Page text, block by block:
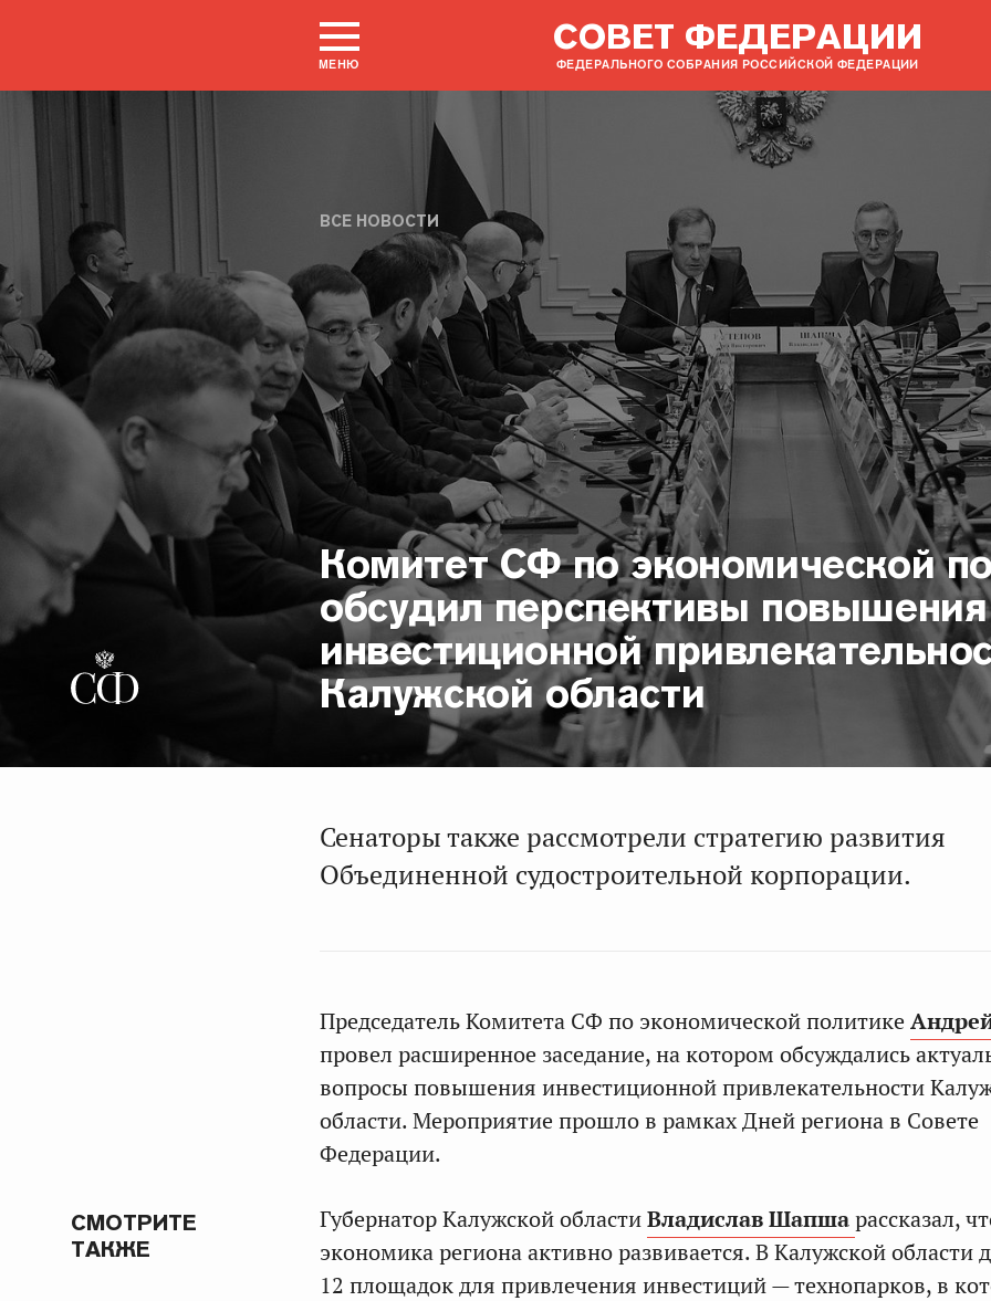
МЕНЮ
СОВЕТ ФЕДЕРАЦИИ
ФЕДЕРАЛЬНОГО СОБРАНИЯ РОССИЙСКОЙ ФЕДЕРАЦИИ
ВСЕ НОВОСТИ
Комитет СФ по экономической
обсудил перспективы повышения
инвестиционной
Калужской области
Сенаторы также рассмотрели стратегию развития
Объединенной судостроительной корпорации.
Председатель Комитета СФ по экономической политике
провел расширенное заседание, на котором обсуждались
вопросы повышения инвестиционной привлекательности
области. Мероприятие прошло в рамках Дней региона в Совете
Федерации.
СМОТРИТЕ
ТАКЖЕ
Губернатор Калужской областиВладислав Шапшарассказал,
экономика региона активно развивается. В Калужской области
12 площадок для привлечения инвестиций — технопарков, в